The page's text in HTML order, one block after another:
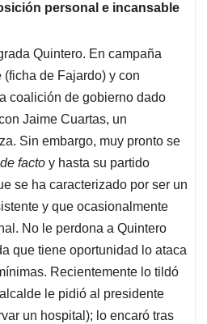
personal e incansable
Quintero. En campaña
de Fajardo) y con
coalición de gobierno dado
Jaime Cuartas, un
Sin embargo, muy pronto se
de facto y hasta su partido
se ha caracterizado por ser un
y que ocasionalmente
No le perdona a Quintero
que tiene oportunidad lo ataca
Recientemente lo tildó
le pidió al presidente
un hospital); lo encaró tras